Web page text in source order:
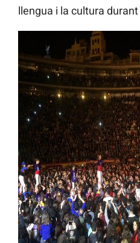
llengua i la cultura durant